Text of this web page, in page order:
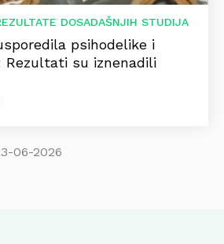
DOSADAŠNJIH STUDIJA
psihodelike i
Rezultati su iznenadili
06-2026